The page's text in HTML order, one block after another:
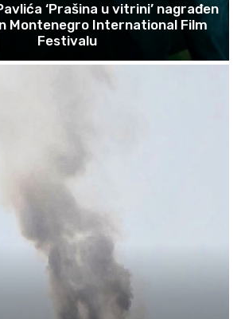
‘Prašina u vitrini’ nagrađen
Montenegro International Film
Festivalu